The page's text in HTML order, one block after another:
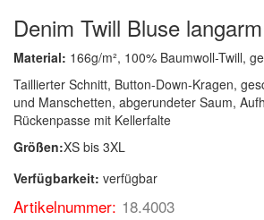
Denim Twill Bluse langarm
Material: 166g/m², 100% Baumwoll-Twill,
Taillierter Schnitt, Button-Down-Kragen,
und Manschetten, abgerundeter Saum,
Rückenpasse mit Kellerfalte
Größen:XS bis 3XL
Verfügbarkeit: verfügbar
Artikelnummer: 18.4003